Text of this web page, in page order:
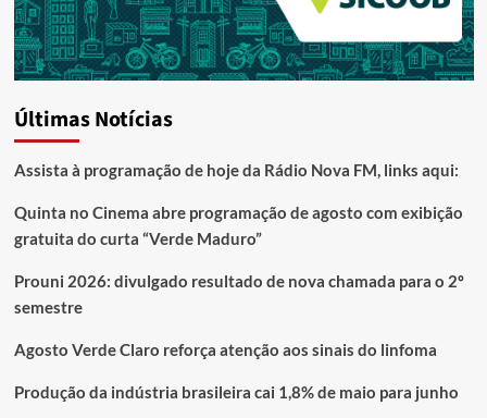
Últimas Notícias
Assista à programação de hoje da Rádio Nova FM, links aqui:
Quinta no Cinema abre programação de agosto com exibição
gratuita do curta “Verde Maduro”
Prouni 2026: divulgado resultado de nova chamada para o 2º
semestre
Agosto Verde Claro reforça atenção aos sinais do linfoma
Produção da indústria brasileira cai 1,8% de maio para junho